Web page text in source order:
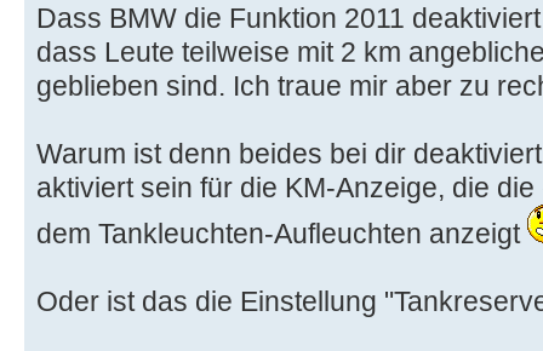
Dass BMW die Funktion 2011
dass Leute teilweise mit 2 km
geblieben sind. Ich traue mir aber zu
Warum ist denn beides bei dir
aktiviert sein für die KM-Anzeige, die
dem Tankleuchten-Aufleuchten anzeigt
Oder ist das die Einstellung